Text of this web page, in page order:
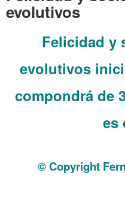
evolutivos
Felicidad y
evolutivos
compondrá de
es
© Copyright